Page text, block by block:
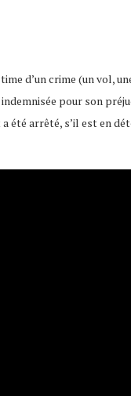
d’un crime (un vol,
pour son
été arrêté, s’il est en